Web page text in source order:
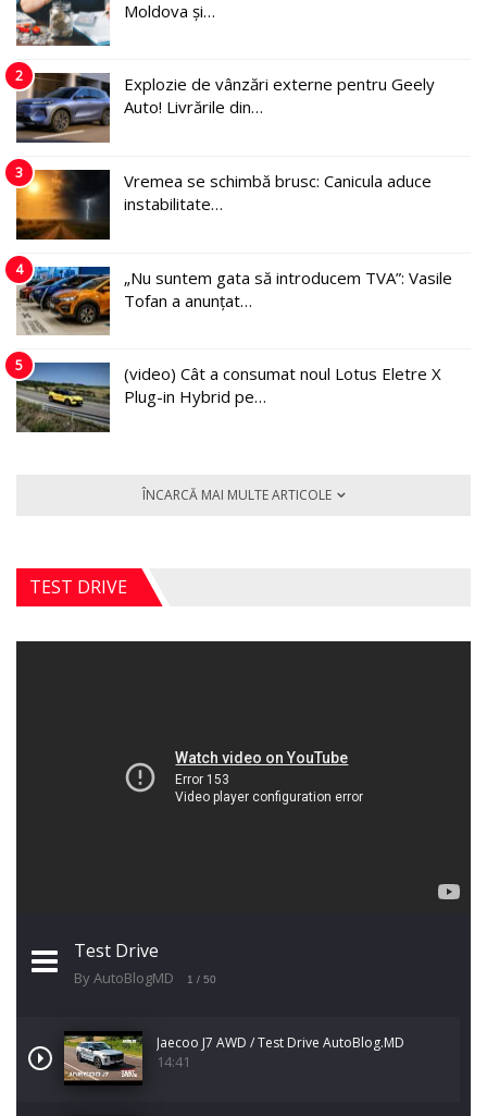
Moldova și…
2
Explozie de vânzări externe pentru Geely
Auto! Livrările din…
3
Vremea se schimbă brusc: Canicula aduce
instabilitate…
4
„Nu suntem gata să introducem TVA”: Vasile
Tofan a anunțat…
5
(video) Cât a consumat noul Lotus Eletre X
Plug-in Hybrid pe…
ÎNCARCĂ MAI MULTE ARTICOLE
TEST DRIVE
Test Drive
By AutoBlogMD 1 / 50
Jaecoo J7 AWD / Test Drive AutoBlog.MD
14:41